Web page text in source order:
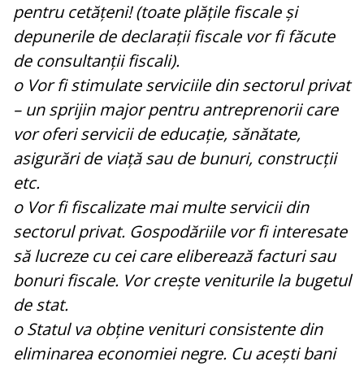
pentru cetățeni! (toate plățile fiscale și
depunerile de declarații fiscale vor fi făcute
de consultanții fiscali).
o Vor fi stimulate serviciile din sectorul privat
– un sprijin major pentru antreprenorii care
vor oferi servicii de educație, sănătate,
asigurări de viață sau de bunuri, construcții
etc.
o Vor fi fiscalizate mai multe servicii din
sectorul privat. Gospodăriile vor fi interesate
să lucreze cu cei care eliberează facturi sau
bonuri fiscale. Vor crește veniturile la bugetul
de stat.
o Statul va obține venituri consistente din
eliminarea economiei negre. Cu acești bani